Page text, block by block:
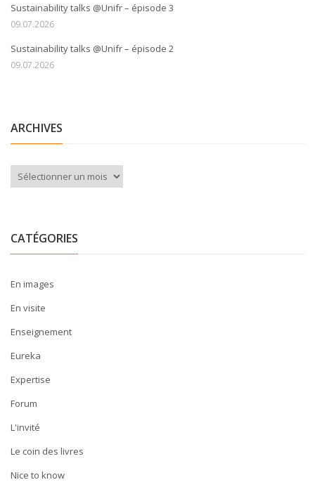
Sustainability talks @Unifr – épisode 3
09.07.2026
Sustainability talks @Unifr – épisode 2
09.07.2026
ARCHIVES
Archives
CATÉGORIES
En images
En visite
Enseignement
Eureka
Expertise
Forum
L'invité
Le coin des livres
Nice to know